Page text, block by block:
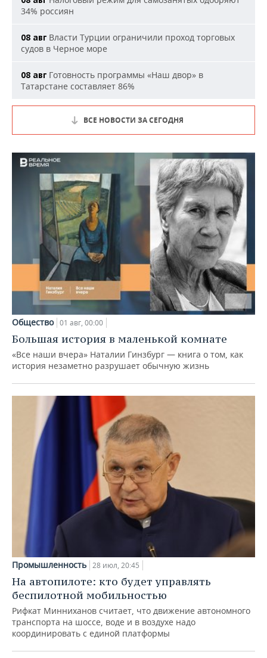
34% россиян
08 авг Власти Турции ограничили проход торговых
судов в Черное море
08 авг Готовность программы «Наш двор» в
Татарстане составляет 86%
ВСЕ НОВОСТИ ЗА СЕГОДНЯ
Общество 01 авг, 00:00
Большая история в маленькой комнате
«Все наши вчера» Наталии Гинзбург — книга о том, как
история незаметно разрушает обычную жизнь
Промышленность 28 июл, 20:45
На автопилоте: кто будет управлять
беспилотной мобильностью
Рифкат Минниханов считает, что движение автономного
транспорта на шоссе, воде и в воздухе надо
координировать с единой платформы